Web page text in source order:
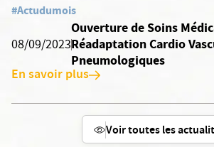
#Actudumois
08/09/2023
Ouverture de Soins
Réadaptation Cardio
Pneumologiques
En savoir plus
Voir toutes les